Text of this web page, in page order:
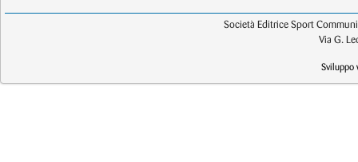
Società Editrice Sport
Via G.
Sviluppo